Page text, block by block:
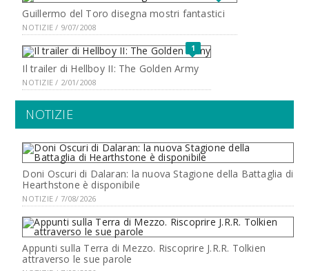
Guillermo del Toro disegna mostri fantastici
NOTIZIE / 9/07/2008
1
Il trailer di Hellboy II: The Golden Army
NOTIZIE / 2/01/2008
NOTIZIE
Doni Oscuri di Dalaran: la nuova Stagione della Battaglia di
Hearthstone è disponibile
NOTIZIE / 7/08/2026
Appunti sulla Terra di Mezzo. Riscoprire J.R.R. Tolkien
attraverso le sue parole